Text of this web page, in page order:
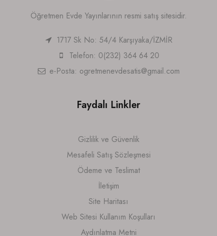
Öğretmen Evde Yayınlarının resmi satış sitesidir.
1717 Sk No: 54/4 Karşıyaka/İZMİR
Telefon: 0(232) 364 64 20
e-Posta: ogretmenevdesatis@gmail.com
Faydalı Linkler
Gizlilik ve Güvenlik
Mesafeli Satış Sözleşmesi
Ödeme ve Teslimat
İletişim
Site Haritası
Web Sitesi Kullanım Koşulları
Aydınlatma Metni